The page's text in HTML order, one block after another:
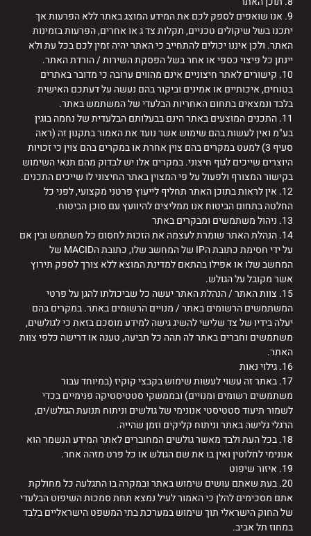
9. אנו שואפים לספק לכם את המידע המוצג באתר ללא הפרעות אך
יתכנו בשל שיקולים טכניים, תקלות צד ג או אחרים, הפרעות בזמינות
האתר. ולכן איננו יכולים להתחייב כי האתר יהיה זמין לכם בכל עת ולא
יינתן כל פיצוי כספי או אחר בשל הפסקת השירות / הורדת האתר.
10. קישורים לאתר חיצוניים אינם מהווים ערובה כי מדובר באתרים
בטוחים, איכותיים או אמינים וביקור בהם נעשה על דעתכם האישית
בלבד ונמצאים בתחום האחריות הבלעדי של המשתמש באתר.
11. התכנים המוצעים באתר הינם בבעלותם הבלעדית של נחמה בוגין
בע"מ ואין לעשות בהם שימוש אשר נועד את האמור בתקנון זה (ראה
סעיף 3) למעט במקרים בהם צוין אחרת או במקרים בהם צוין כי זכויות
היוצרים שייכים לגוף חיצוני. במקרים אלו יש לבדוק מהם תנאי השימוש
בקישור המצורף ולפעול על פי המצוין באתר החיצוני לו שייכים התכנים.
12. אין לראות בתוכן האתר תחליף לייעוץ פרטני מקצועי, לפני כל
החלטה בתחום הביטוח אנו ממליצים להיוועץ עם סוכן הביטוח.
13. ניהול משתמשים ומבקרים באתר
14. הנהלת האתר שומרת לעצמה את הזכות לחסום כל משתמש ובין אם
על ידי חסימת כתובת הIP של המחשב שלו, כתובת הMACID של
המחשב שלו או אפילו בהתאם למדינת המוצא ללא צורך לספק תירוץ
אשר מקובל על הגולש.
15. צוות האתר / הנהלת האתר יעשה כל שביכולתו להגן על פרטי
המשתמשים הרשומים באתר / מנויים הרשומים באתר. במקרים בהם
יעלה בידיו של צד שלישי להשיג גישה למידע מוסכם בזאת כי לגולשים,
משתמשים וחברים באתר לה תהה כל תביעה, טענה או דרישה כלפי צוות
האתר.
16. גילוי נאות
17. באתר זה עשוי לעשות שימוש בקבצי קוקיז (במיוחד עבור
משתמשים רשומים ומנויים) ובממשקי סטטיסטיקה פנימיים בכדי
לשמור תיעוד סטטיסטי אנונימי של גולשים וניתוח תנועת הגולש/ים,
הרגלי גלישה באתר וניתוח קליקים וזמן שהייה.
18. בכל העת ולבד מאשר גולשים המחוברים לאתר המידע הנשמר הוא
אנונימי לחלוטין ואין בו את שם הגולש או כל פרט מזהה אחר.
19. איזור שיפוט
20. בעת שאתם עושים שימוש באתר ובמקרה בו התגלעה כל מחולקת
אתם מסכימים להלן כי האמור לעיל נמצא תחת סמכות השיפוט הבלעדי
של החוק הישראלי תוך שימוש במערכת בתי המשפט הישראליים בלבד
במחוז תל אביב.